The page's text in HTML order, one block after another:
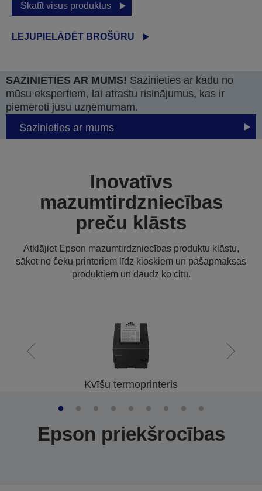
Skatīt visus produktus
LEJUPIELĀDĒT BROŠŪRU
SAZINIETIES AR MUMS! Sazinieties ar kādu no
mūsu ekspertiem, lai atrastu risinājumus, kas ir
piemēroti jūsu uzņēmumam.
Sazinieties ar mums
Inovatīvs
mazumtirdzniecības
preču klāsts
Atklājiet Epson mazumtirdzniecības produktu klāstu,
sākot no čeku printeriem līdz kioskiem un pašapmaksas
produktiem un daudz ko citu.
Kvīšu termoprinteris
Epson priekšrocības